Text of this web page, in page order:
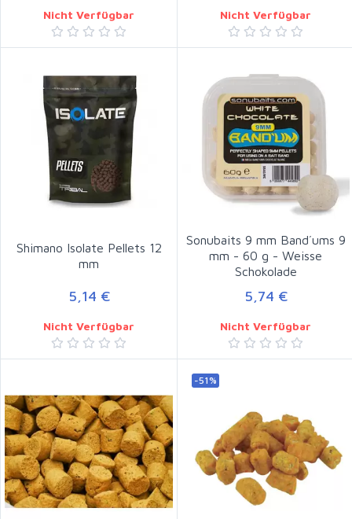
Nicht Verfügbar Nicht Verfügbar
Shimano Isolate Pellets 12
mm
5,14 €
Nicht Verfügbar
Sonubaits 9 mm Band´ums 9
mm - 60 g - Weisse
Schokolade
5,74 €
Nicht Verfügbar
-51%